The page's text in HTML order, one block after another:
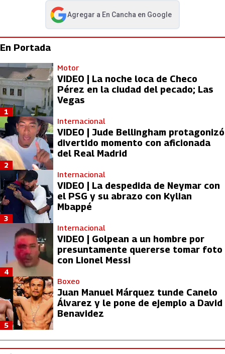
Agregar a En Cancha en Google
abre en nueva pestaña
En Portada
Motor
VIDEO | La noche loca de Checo
Pérez en la ciudad del pecado; Las
Vegas
1
Internacional
VIDEO | Jude Bellingham protagonizó
divertido momento con aficionada
del Real Madrid
2
Internacional
VIDEO | La despedida de Neymar con
el PSG y su abrazo con Kylian
Mbappé
3
Internacional
VIDEO | Golpean a un hombre por
presuntamente quererse tomar foto
con Lionel Messi
4
Boxeo
Juan Manuel Márquez tunde Canelo
Álvarez y le pone de ejemplo a David
Benavidez
5